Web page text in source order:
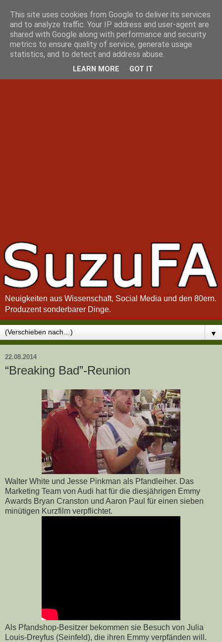
Neuigkeiten aus Wissenschaft, Social Media und den 80ern.
Produzent sonderbarer Dinge.
▼
22.08.2014
“Breaking Bad”-Reunion
Walter White und Jesse Pinkman als Pfandleiher. Das
Marketing Team von Audi hat für die diesjährigen Emmy
Awards Bryan Cranston und Aaron Paul für einen sieben
minütigen Kurzfilm verpflichtet.
Als Pfandshop-Besitzer bekommen sie Besuch von Julia
Louis-Dreyfus (Seinfeld), die ihren Emmy verpfänden will.
This site uses cookies from Google to deliver its services
and to analyze traffic. Your IP address and user-agent are
shared with Google along with performance and security
metrics to ensure quality of service, generate usage
statistics, and to detect and address abuse.
LEARN MORE GOT IT